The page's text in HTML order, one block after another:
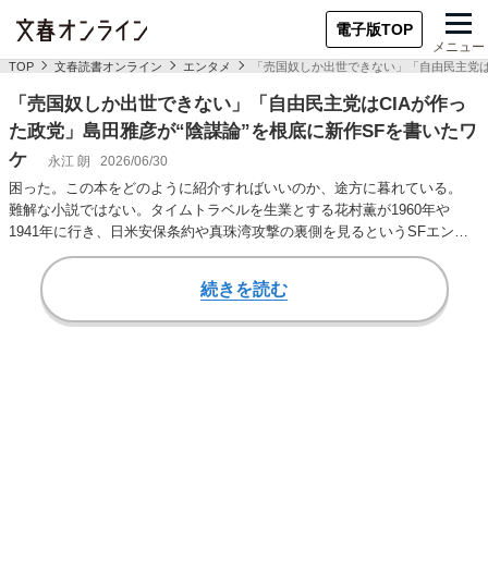
電子版TOP
メニュー
TOP 文春読書オンライン エンタメ 「売国奴しか出世できない」「自由民主
「売国奴しか出世できない」「自由民主党はCIAが作っ
た政党」島田雅彦が“陰謀論”を根底に新作SFを書いたワ
ケ
永江 朗 2026/06/30
困った。この本をどのように紹介すればいいのか、途方に暮れている。
難解な小説ではない。タイムトラベルを生業とする花村薫が1960年や
1941年に行き、日米安保条約や真珠湾攻撃の裏側を見るというSFエンタ
ーテインメン…
続きを読む